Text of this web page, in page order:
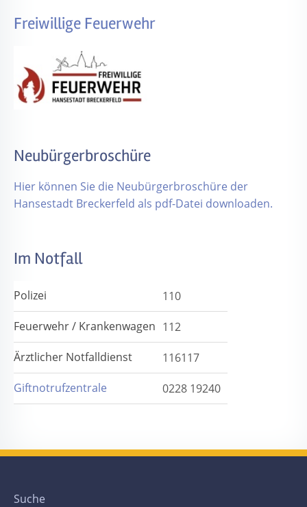
Freiwillige Feuerwehr
Neubürgerbroschüre
Hier können Sie die Neubürgerbroschüre der
Hansestadt Breckerfeld als pdf-Datei downloaden.
Im Notfall
Polizei
110
Feuerwehr / Krankenwagen 112
Ärztlicher Notfalldienst
116117
Giftnotrufzentrale
0228 19240
Suche